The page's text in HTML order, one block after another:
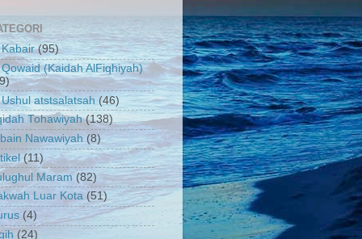
(95)
Qowaid (Kaidah AlFiqhiyah)
atstsalatsah (46)
Tohawiyah (138)
Nawawiyah (8)
(11)
Maram (82)
Luar Kota (51)
(4)
(24)